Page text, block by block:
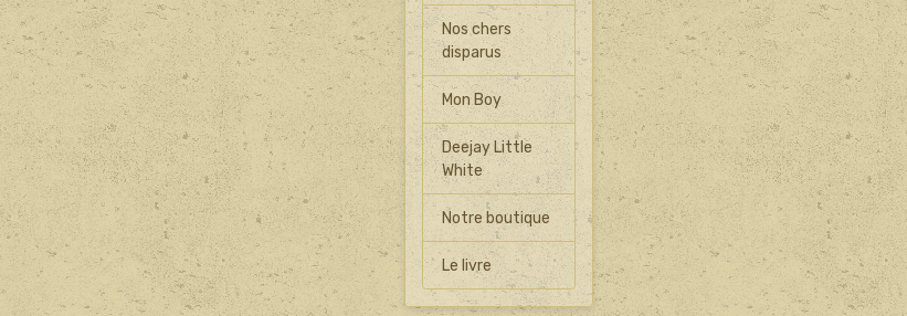
Nos chers
disparus
Mon Boy
Deejay Little
White
Notre boutique
Le livre